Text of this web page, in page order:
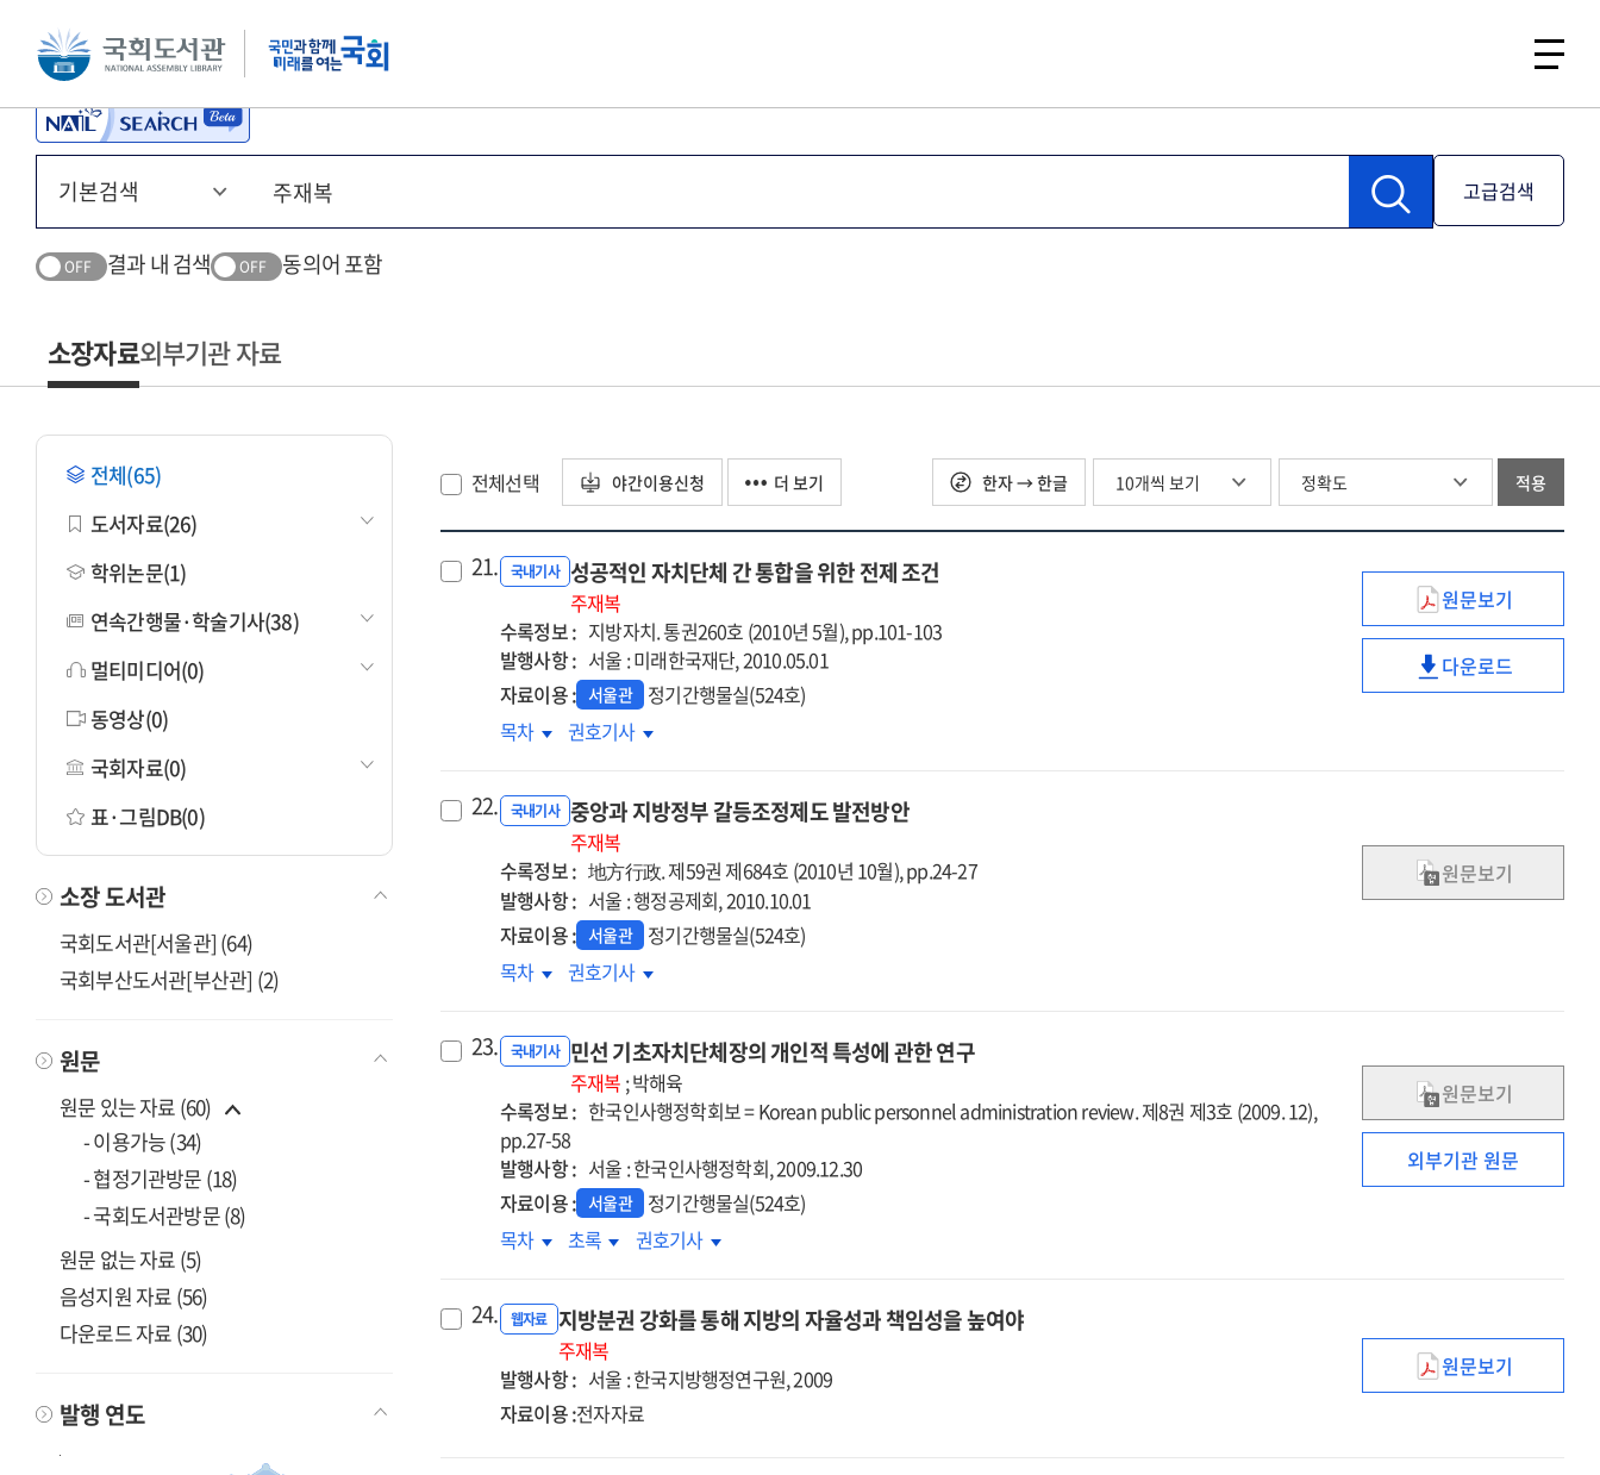
본문 바로가기 주메뉴 바로가기
고급검색
OFF 결과 내 검색 OFF 동의어 포함
소장자료외부기관 자료
전체(65)
도서자료(26)
학위논문(1)
연속간행물·학술기사(38)
멀티미디어(0)
동영상(0)
국회자료(0)
표·그림DB(0)
소장 도서관
국회도서관[서울관] (64)
국회부산도서관[부산관] (2)
원문
원문 있는 자료 (60)
- 이용가능 (34)
- 협정기관방문 (18)
- 국회도서관방문 (8)
원문 없는 자료 (5)
음성지원 자료 (56)
다운로드 자료 (30)
발행 연도
전체선택 야간이용신청 더 보기 한자 → 한글 적용
21. 국내기사 성공적인 자치단체 간 통합을 위한 전제 조건
주재복
수록정보 : 지방자치. 통권260호 (2010년 5월), pp.101-103
발행사항 : 서울 : 미래한국재단, 2010.05.01
자료이용 : 서울관 정기간행물실(524호)
성공적인
자치단체
간
통합을
원문보기
성공적인
조건
다운로드
성공적인
통합을
전제
조건
목차
성공적인
통합을
위한
전제
조건
권호기사
22. 국내기사 중앙과 지방정부 갈등조정제도 발전방안
주재복
수록정보 : 地方行政. 제59권 제684호 (2010년 10월), pp.24-27
발행사항 : 서울 : 행정공제회, 2010.10.01
자료이용 : 서울관 정기간행물실(524호)
원문보기
중앙과
발전방안
목차
중앙과
발전방안
권호기사
23. 국내기사 민선 기초자치단체장의 개인적 특성에 관한 연구
주재복 ; 박해육
수록정보 : 한국인사행정학회보 = Korean public personnel administration review. 제8권 제3호 (2009. 12),
pp.27-58
발행사항 : 서울 : 한국인사행정학회, 2009.12.30
자료이용 : 서울관 정기간행물실(524호)
원문보기
외부기관 원문
민선
특성에
연구
목차
민선
특성에
관한
연구
초록
민선
특성에
연구
권호기사
24. 웹자료 지방분권 강화를 통해 지방의 자율성과 책임성을 높여야
주재복
발행사항 : 서울 : 한국지방행정연구원, 2009
자료이용 :전자자료
지방분권
원문보기